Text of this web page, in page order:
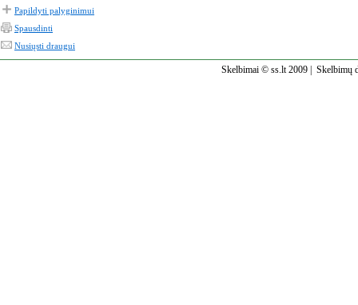
Papildyti palyginimui
Spausdinti
Nusiųsti draugui
Skelbimai © ss.lt 2009 | Skelbimų